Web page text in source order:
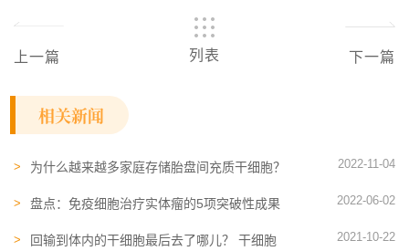
上一篇 列表 下一篇
相关新闻
为什么越来越多家庭存储胎盘间充质干细胞？
2022-11-04
盘点：免疫细胞治疗实体瘤的5项突破性成果 2022-06-02
回输到体内的干细胞最后去了哪儿？ 干细胞
2021-10-22